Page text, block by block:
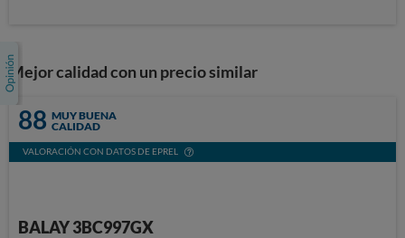
Mejor calidad con un precio similar
88 MUY BUENA
CALIDAD
VALORACIÓN CON DATOS DE EPREL
BALAY 3BC997GX